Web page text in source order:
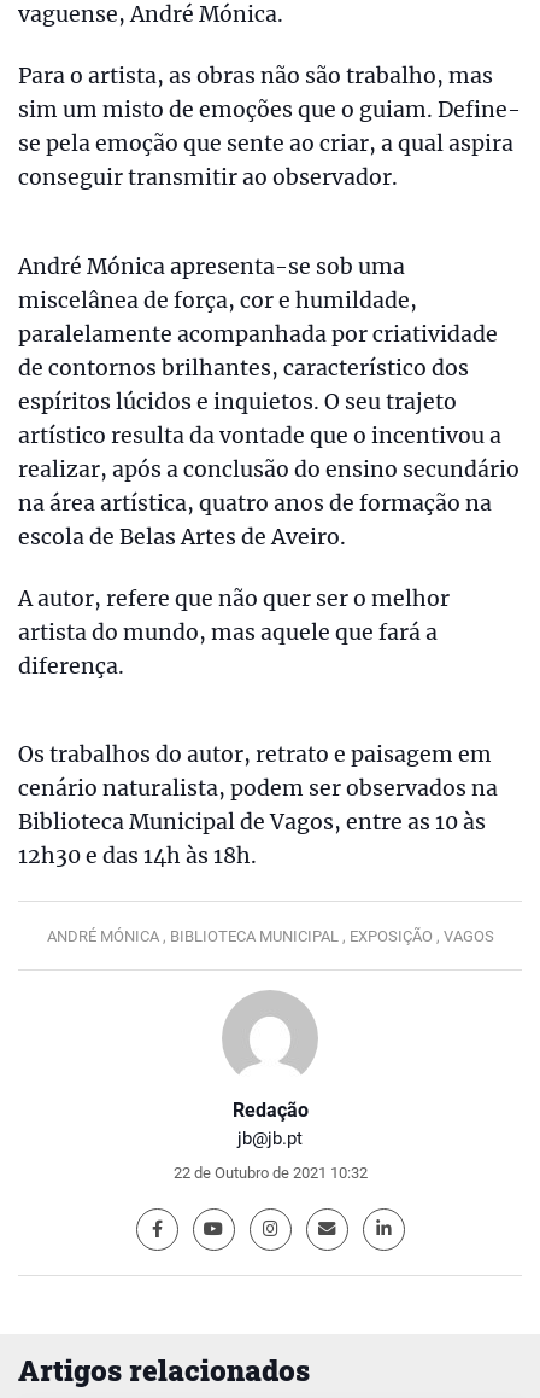
Redação
jb@jb.pt
22 de Outubro de 2021 10:32
vaguense, André Mónica.
Para o artista, as obras não são trabalho, mas
sim um misto de emoções que o guiam. Define-
se pela emoção que sente ao criar, a qual aspira
conseguir transmitir ao observador.
André Mónica apresenta-se sob uma
miscelânea de força, cor e humildade,
paralelamente acompanhada por criatividade
de contornos brilhantes, característico dos
espíritos lúcidos e inquietos. O seu trajeto
artístico resulta da vontade que o incentivou a
realizar, após a conclusão do ensino secundário
na área artística, quatro anos de formação na
escola de Belas Artes de Aveiro.
A autor, refere que não quer ser o melhor
artista do mundo, mas aquele que fará a
diferença.
Os trabalhos do autor, retrato e paisagem em
cenário naturalista, podem ser observados na
Biblioteca Municipal de Vagos, entre as 10 às
12h30 e das 14h às 18h.
ANDRÉ MÓNICA , BIBLIOTECA MUNICIPAL , EXPOSIÇÃO , VAGOS
Artigos relacionados